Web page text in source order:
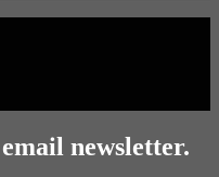
newsletter.